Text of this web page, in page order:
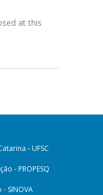
at this
- UFSC
- PROPESQ
SINOVA